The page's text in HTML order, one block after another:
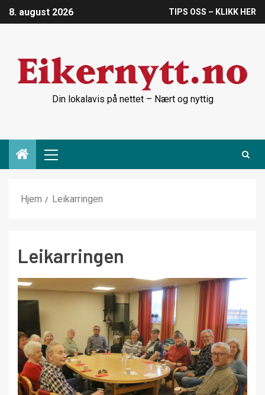
8. august 2026 TIPS OSS – KLIKK HER
Din lokalavis på nettet – Nært og nyttig
Hjem Leikarringen
Leikarringen